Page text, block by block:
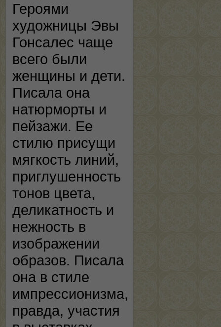
Героями
художницы Эвы
Гонсалес чаще
всего были
женщины и дети.
Писала она
натюрморты и
пейзажи. Ее
стилю присущи
мягкость линий,
приглушенность
тонов цвета,
деликатность и
нежность в
изображении
образов. Писала
она в стиле
импрессионизма,
правда, участия